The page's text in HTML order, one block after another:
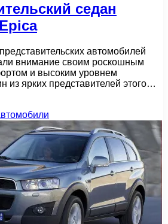
седан
автомобилей
внимание своим роскошным
и высоким уровнем
из ярких представителей этого…